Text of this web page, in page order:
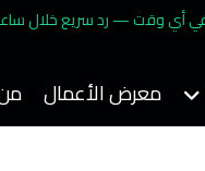
على واتساب في أي وقت —
معرض الأعمال